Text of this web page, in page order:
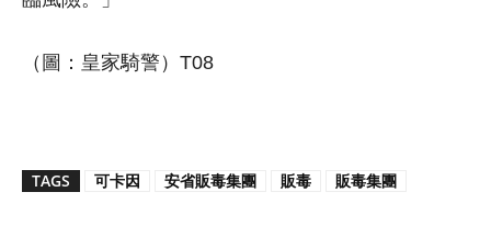
（圖：皇家騎警）T08
TAGS 可卡因 安省販毒集團 販毒 販毒集團